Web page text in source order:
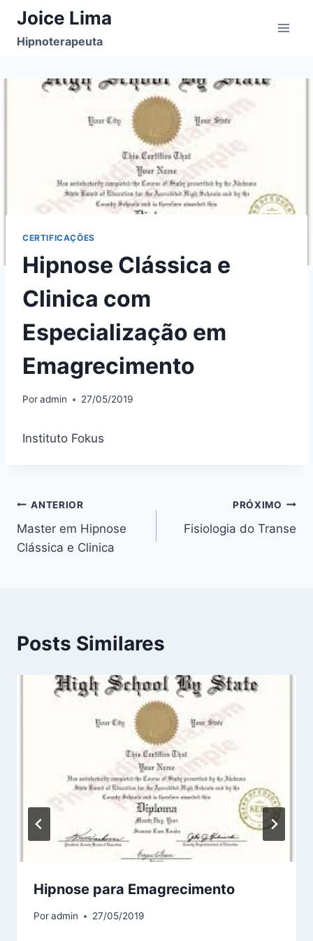
Pular
paraJoice Lima
Hipnoterapeuta
CERTIFICAÇÕES
Hipnose Clássica e
Clinica com
Especialização em
Emagrecimento
Poradmin 27/05/2019
Instituto Fokus
Navegação
de
ANTERIOR
Master em Hipnose
Clássica e Clinica
PRÓXIMO
Fisiologia do Transe
Posts Similares
Hipnose para Emagrecimento
Poradmin 27/05/2019